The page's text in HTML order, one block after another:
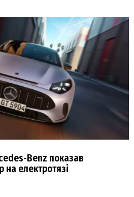
Benz показав
електротязі